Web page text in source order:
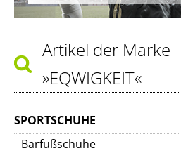
Artikel der Marke
»EQWIGKEIT«
SPORTSCHUHE
Barfußschuhe